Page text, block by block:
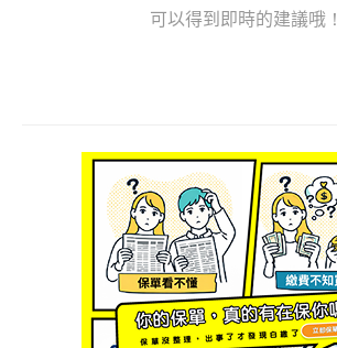
可以得到即時的建議哦！